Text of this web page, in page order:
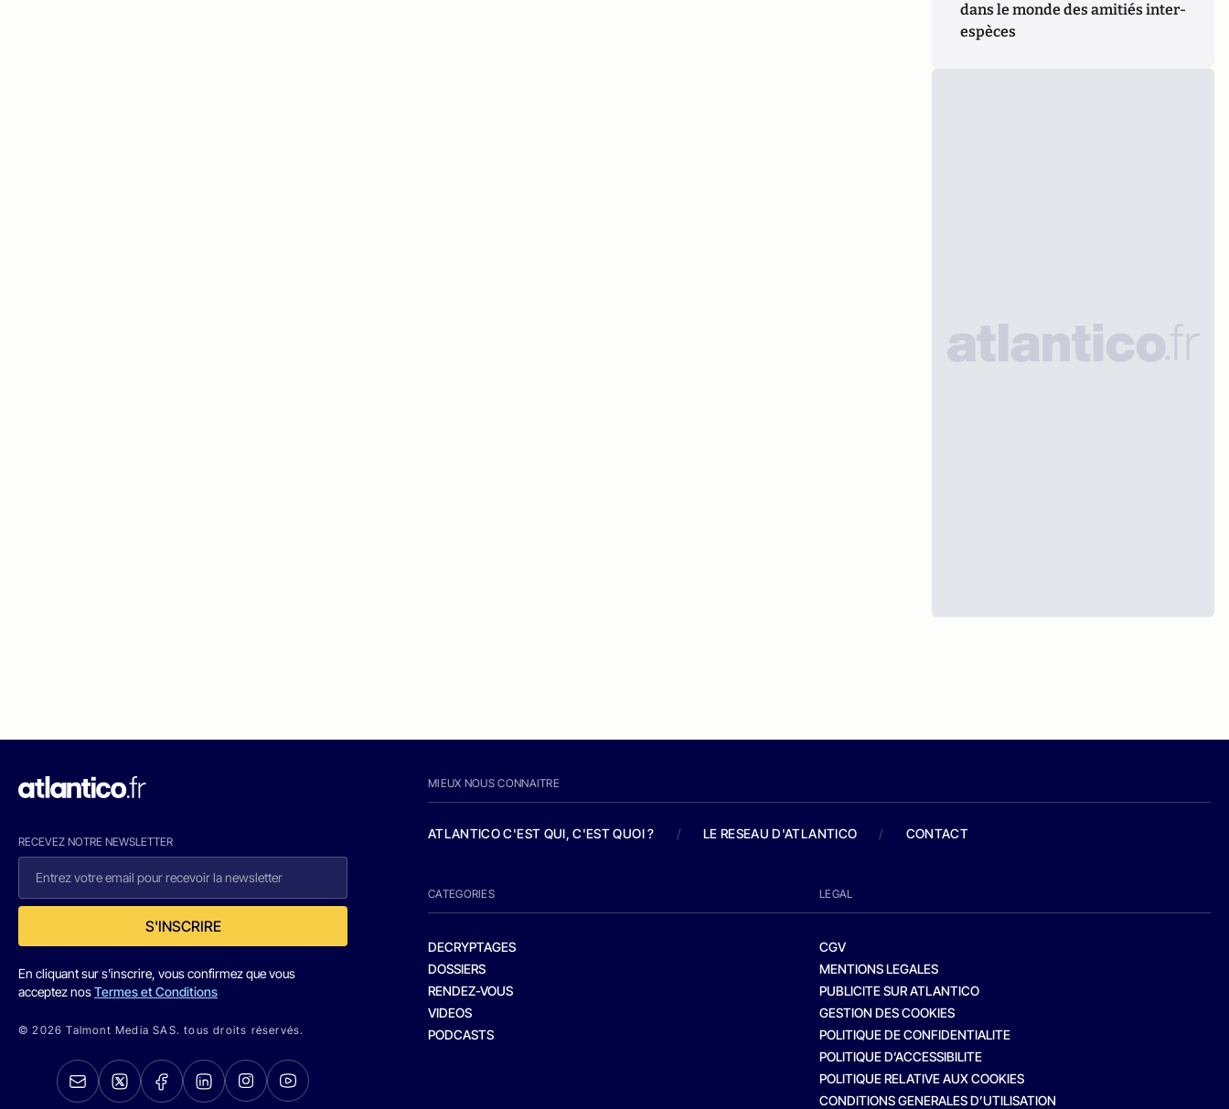
dans le monde des amitiés inter-
espèces
RECEVEZ NOTRE NEWSLETTER
S'INSCRIRE
En cliquant sur s'inscrire, vous confirmez que vous
acceptez nosTermes et Conditions
© 2026 Talmont Media SAS. tous droits réservés.
MIEUX NOUS CONNAITRE
ATLANTICO C'EST QUI, C'EST QUOI ? / LE RESEAU D'ATLANTICO / CONTACT
CATEGORIES
DECRYPTAGES
DOSSIERS
RENDEZ-VOUS
VIDEOS
PODCASTS
LEGAL
CGV
MENTIONS LEGALES
PUBLICITE SUR ATLANTICO
GESTION DES COOKIES
POLITIQUE DE CONFIDENTIALITE
POLITIQUE D’ACCESSIBILITE
POLITIQUE RELATIVE AUX COOKIES
CONDITIONS GENERALES D’UTILISATION